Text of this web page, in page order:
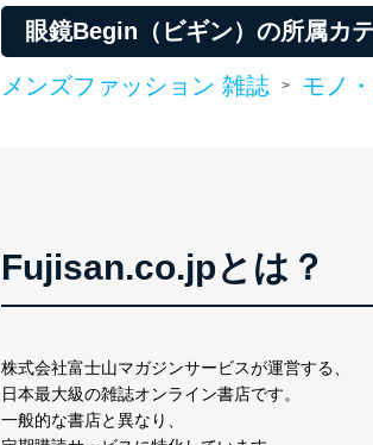
眼鏡Begin（ビギン）の所属カ
メンズファッション 雑誌 > モノ
Fujisan.co.jpとは？
株式会社富士山マガジンサービスが運営する、
日本最大級の雑誌オンライン書店です。
一般的な書店と異なり、